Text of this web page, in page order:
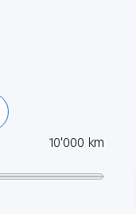
10'000 km